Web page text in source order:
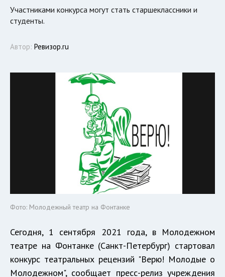
Участниками конкурса могут стать старшеклассники и
студенты.
Автор: Ревизор.ru
Фото: Молодежный театр на Фонтанке
Сегодня, 1 сентября 2021 года, в Молодежном
театре на Фонтанке (Санкт-Петербург) стартовал
конкурс театральных рецензий "Верю! Молодые о
Молодежном", сообщает пресс-релиз учреждения